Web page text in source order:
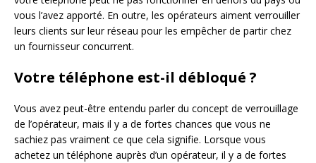
vous l’avez apporté. En outre, les opérateurs aiment verrouiller
leurs clients sur leur réseau pour les empêcher de partir chez
un fournisseur concurrent.
Votre téléphone est-il débloqué ?
Vous avez peut-être entendu parler du concept de verrouillage
de l’opérateur, mais il y a de fortes chances que vous ne
sachiez pas vraiment ce que cela signifie. Lorsque vous
achetez un téléphone auprès d’un opérateur, il y a de fortes